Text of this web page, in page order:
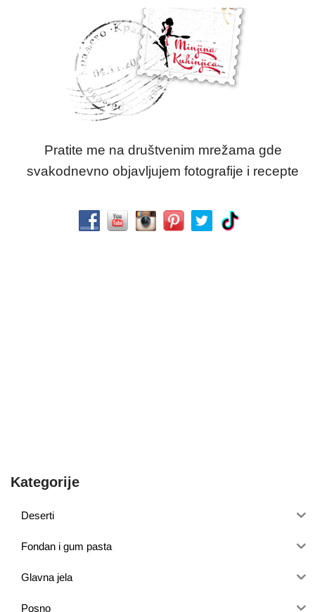
Pratite me na društvenim mrežama gde
svakodnevno objavljujem fotografije i recepte
Kategorije
Deserti
Fondan i gum pasta
Glavna jela
Posno